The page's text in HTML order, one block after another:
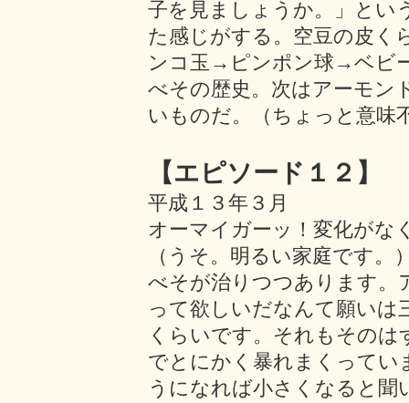
子を見ましょうか。」とい
た感じがする。空豆の皮く
ンコ玉→ピンポン球→ベビ
べその歴史。次はアーモン
いものだ。（ちょっと意味
【エピソード１２】
平成１３年３月
オーマイガーッ！変化がな
（うそ。明るい家庭です
べそが治りつつあります。
って欲しいだなんて願いは
くらいです。それもその
でとにかく暴れまくってい
うになれば小さくなると